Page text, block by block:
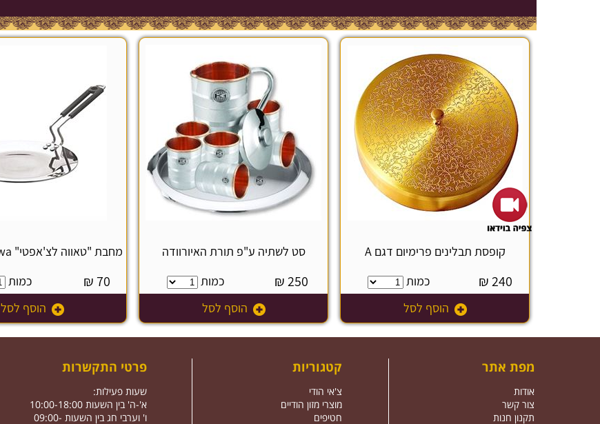
קופסת תבלינים פרימיום דגם A
240
₪
כמות
הוסף לסל
סט לשתיה ע"פ תורת האיורוודה
250
₪
כמות
הוסף לסל
מחבת "טאווה לצ'אפטי" Chapati Tawa
70
₪
כמות
הוסף לסל
מפת אתר
אודות
צור קשר
תקנון חנות
קטגוריות
צ'אי הודי
מוצרי מזון הודיים
חטיפים
פרטי התקשרות
שעות פעילות:
א'-ה' בין השעות 10:00-18:00
ו' וערבי חג בין השעות 09:00-